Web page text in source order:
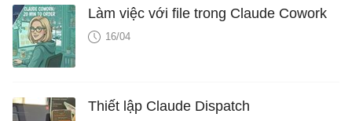
Làm việc với file trong Claude Cowork
16/04
Thiết lập Claude Dispatch